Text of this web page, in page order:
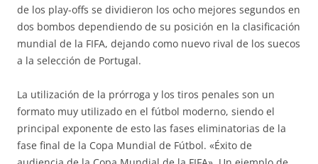
de los play-offs se dividieron los ocho mejores segundos en
dos bombos dependiendo de su posición en la clasificación
mundial de la FIFA, dejando como nuevo rival de los suecos
a la selección de Portugal.
La utilización de la prórroga y los tiros penales son un
formato muy utilizado en el fútbol moderno, siendo el
principal exponente de esto las fases eliminatorias de la
fase final de la Copa Mundial de Fútbol. «Éxito de